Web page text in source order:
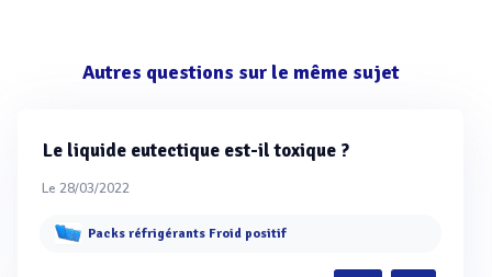
Autres questions sur le même sujet
Le liquide eutectique est-il toxique ?
Le 28/03/2022
Packs réfrigérants Froid positif